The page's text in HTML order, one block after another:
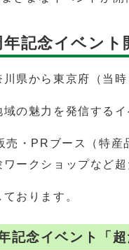
記念イベント
県から東京府（当
の魅力を発信する
売・PRブース（特
ークショップなど
おります。
記念イベント「超